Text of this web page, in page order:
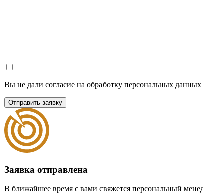
Вы не дали согласие на обработку персональных данных
Отправить заявку
Заявка отправлена
В ближайшее время с вами свяжется персональный